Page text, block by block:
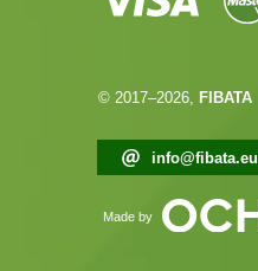
© 2017–2026, FIBATA
info@fibata.eu
Made by